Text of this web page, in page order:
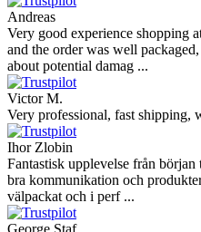
Andreas
Very good experience shopping
and the order was well
about potential damag ...
Victor M.
Very professional, fast shipping,
Ihor Zlobin
Fantastisk upplevelse från
bra kommunikation och
välpackat och i perf ...